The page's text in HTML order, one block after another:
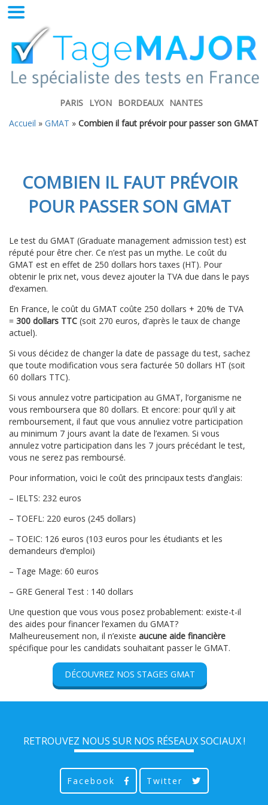
PARIS LYON BORDEAUX
NANTES
Accueil » GMAT » Combien il faut prévoir pour passer son GMAT
COMBIEN IL FAUT PRÉVOIR
POUR PASSER SON GMAT
Le test du GMAT (Graduate management admission test) est
réputé pour être cher. Ce n’est pas un mythe. Le coût du
GMAT est en effet de 250 dollars hors taxes (HT). Pour
obtenir le prix net, vous devez ajouter la TVA due dans le pays
d’examen.
En France, le coût du GMAT coûte 250 dollars + 20% de TVA
= 300 dollars TTC (soit 270 euros, d’après le taux de change
actuel).
Si vous décidez de changer la date de passage du test, sachez
que toute modification vous sera facturée 50 dollars HT (soit
60 dollars TTC).
Si vous annulez votre participation au GMAT, l’organisme ne
vous remboursera que 80 dollars. Et encore: pour qu’il y ait
remboursement, il faut que vous annuliez votre participation
au minimum 7 jours avant la date de l’examen. Si vous
annulez votre participation dans les 7 jours précédant le test,
vous ne serez pas remboursé.
Pour information, voici le coût des principaux tests d’anglais:
– IELTS: 232 euros
– TOEFL: 220 euros (245 dollars)
– TOEIC: 126 euros (103 euros pour les étudiants et les
demandeurs d’emploi)
– Tage Mage: 60 euros
– GRE General Test : 140 dollars
Une question que vous vous posez probablement: existe-t-il
des aides pour financer l’examen du GMAT?
Malheureusement non, il n’existe aucune aide financière
spécifique pour les candidats souhaitant passer le GMAT.
DÉCOUVREZ NOS STAGES GMAT
RETROUVEZ NOUS SUR NOS RÉSEAUX SOCIAUX !
Facebook Twitter